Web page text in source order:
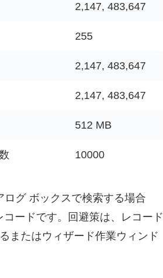
2,147, 483,647
255
2,147, 483,647
2,147, 483,647
512 MB
10000
ログ ボックスで検索する場合
ードです。
回避策は、レコード
またはウィザード作業ウィンド